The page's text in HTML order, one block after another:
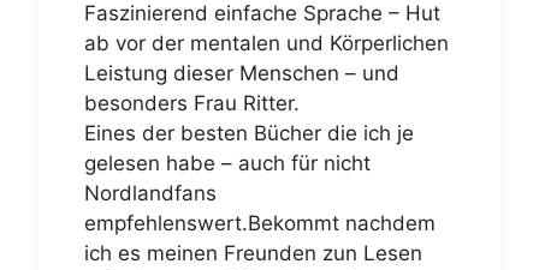
Faszinierend einfache Sprache – Hut
ab vor der mentalen und Körperlichen
Leistung dieser Menschen – und
besonders Frau Ritter.
Eines der besten Bücher die ich je
gelesen habe – auch für nicht
Nordlandfans
empfehlenswert.Bekommt nachdem
ich es meinen Freunden zun Lesen